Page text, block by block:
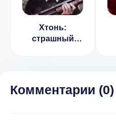
Хтонь:
страшный
Комментарии (0)